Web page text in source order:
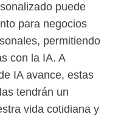
puede
para negocios
permitiendo
con la IA. A
IA avance, estas
tendrán un
vida cotidiana y